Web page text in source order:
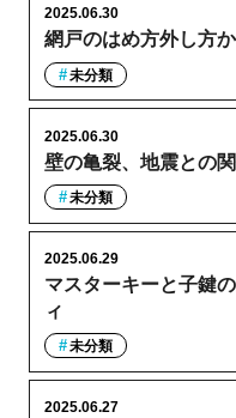
網戸のはめ方外し方
2025.06.30
未分類
壁の亀裂、地震との
2025.06.30
未分類
マスターキーと子鍵
ィ
2025.06.29
未分類
2025.06.27